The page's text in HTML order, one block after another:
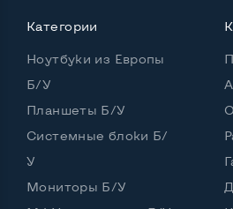
Оптический привод
Операционная система Win
Разъемы подключения:
Выход Display port
Категории
Ноутбуки из Европы
Б/У
Планшеты Б/У
Системные блоки Б/
У
Мониторы Б/У